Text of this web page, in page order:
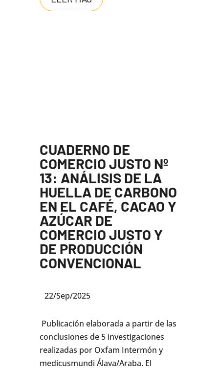
CUADERNO DE
COMERCIO JUSTO Nº
13: ANÁLISIS DE LA
HUELLA DE CARBONO
EN EL CAFÉ, CACAO Y
AZÚCAR DE
COMERCIO JUSTO Y
DE PRODUCCIÓN
CONVENCIONAL
22/Sep/2025
Publicación elaborada a partir de las
conclusiones de 5 investigaciones
realizadas por Oxfam Intermón y
medicusmundi Álava/Araba. El